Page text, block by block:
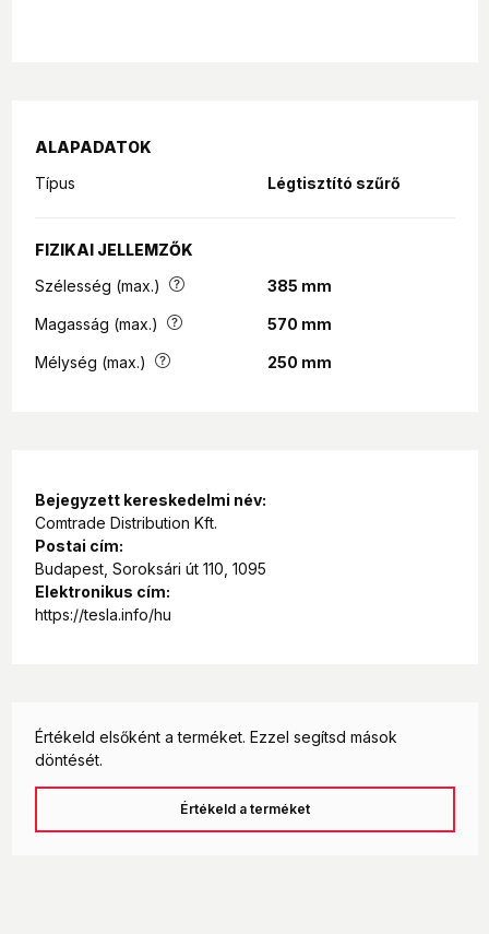
ALAPADATOK
Típus
Légtisztító szűrő
FIZIKAI JELLEMZŐK
Szélesség (max.)
385 mm
Magasság (max.) 570 mm
Mélység (max.) 250 mm
Bejegyzett kereskedelmi név:
Comtrade Distribution Kft.
Postai cím:
Budapest, Soroksári út 110, 1095
Elektronikus cím:
https://tesla.info/hu
Értékeld elsőként a terméket. Ezzel segítsd mások
döntését.
Értékeld a terméket